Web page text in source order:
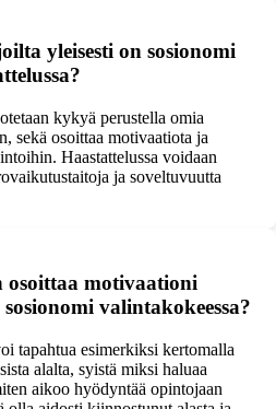
yleisesti on sosionomi
kykyä perustella omia
sekä osoittaa motivaatiota ja
Haastattelussa voidaan
ja soveltuvuutta
motivaationi
valintakokeessa?
tapahtua esimerkiksi kertomalla
alalta, syistä miksi haluaa
aikoo hyödyntää opintojaan